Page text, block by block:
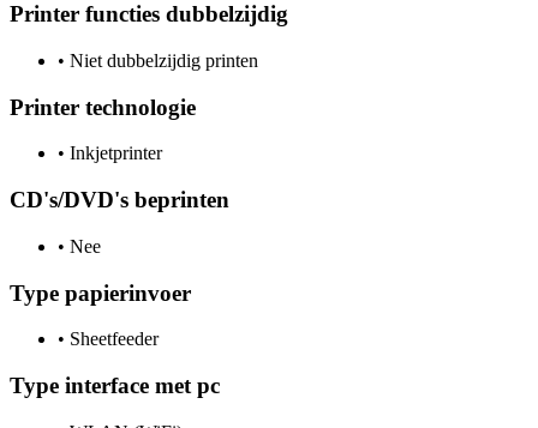
Printer functies dubbelzijdig
• Niet dubbelzijdig printen
Printer technologie
• Inkjetprinter
CD's/DVD's beprinten
• Nee
Type papierinvoer
• Sheetfeeder
Type interface met pc